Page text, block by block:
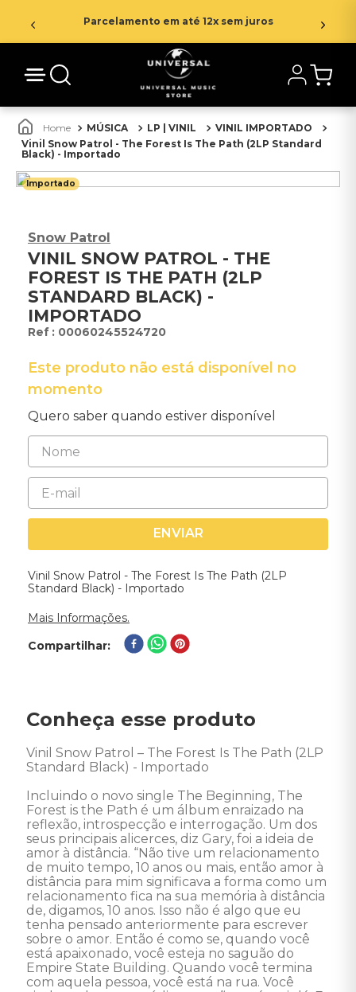
Parcelamento em até 12x sem juros
MÚSICA LP | VINIL
VINIL IMPORTADO
Vinil Snow Patrol - The Forest Is The Path (2LP Standard
Black) - Importado
Importado
Snow Patrol
VINIL SNOW PATROL - THE
FOREST IS THE PATH (2LP
STANDARD BLACK) -
IMPORTADO
: 00060245524720
Este produto não está disponível no
momento
Quero saber quando estiver disponível
ENVIAR
Vinil Snow Patrol - The Forest Is The Path (2LP
Standard Black) - Importado
Mais Informações.
Compartilhar
Conheça esse produto
Vinil Snow Patrol – The Forest Is The Path (2LP
Standard Black) - Importado
Incluindo o novo single The Beginning, The
Forest is the Path é um álbum enraizado na
reflexão, introspecção e interrogação. Um dos
seus principais alicerces, diz Gary, foi a ideia de
amor à distância. “Não tive um relacionamento
de muito tempo, 10 anos ou mais, então amor à
distância para mim significava a forma como um
relacionamento fica na sua memória à distância
de, digamos, 10 anos. Isso não é algo que eu
tenha pensado anteriormente para escrever
sobre o amor. Então é como se, quando você
está apaixonado, você esteja no saguão do
Empire State Building. Quando você termina
com aquela pessoa, você está na rua. Você